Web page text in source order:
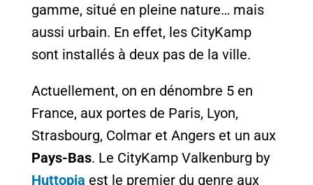
gamme, situé en pleine nature… mais
aussi urbain. En effet, les CityKamp
sont installés à deux pas de la ville.
Actuellement, on en dénombre 5 en
France, aux portes de Paris, Lyon,
Strasbourg, Colmar et Angers et un aux
Pays-Bas. Le CityKamp Valkenburg by
Huttopia est le premier du genre aux